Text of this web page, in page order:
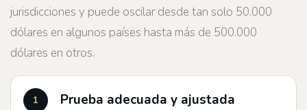
jurisdicciones y puede oscilar desde tan solo 50.000
dólares en algunos países hasta más de 500.000
dólares en otros.
Prueba adecuada y ajustada